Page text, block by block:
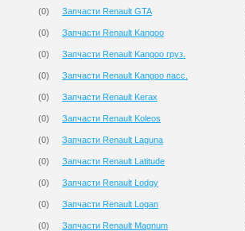
(0)
(0)
(0)
(0)
(0)
(0)
(0)
(0)
(0)
(0)
(0)
Запчасти Renault GTA
Запчасти Renault Kangoo
Запчасти Renault Kangoo груз.
Запчасти Renault Kangoo пасс.
Запчасти Renault Kerax
Запчасти Renault Koleos
Запчасти Renault Laguna
Запчасти Renault Latitude
Запчасти Renault Lodgy
Запчасти Renault Logan
Запчасти Renault Magnum